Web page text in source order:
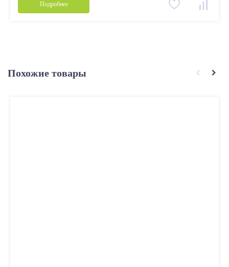
Подробнее
Похожие товары